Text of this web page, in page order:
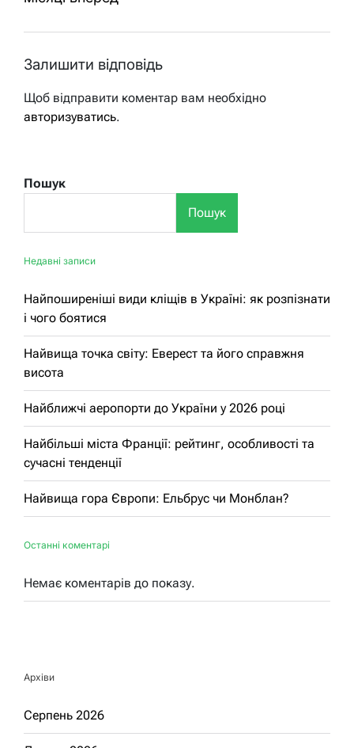
Залишити відповідь
Щоб відправити коментар вам необхідно
авторизуватись.
Пошук
Пошук
Недавні записи
Найпоширеніші види кліщів в Україні: як розпізнати
і чого боятися
Найвища точка світу: Еверест та його справжня
висота
Найближчі аеропорти до України у 2026 році
Найбільші міста Франції: рейтинг, особливості та
сучасні тенденції
Найвища гора Європи: Ельбрус чи Монблан?
Останні коментарі
Немає коментарів до показу.
Архіви
Серпень 2026